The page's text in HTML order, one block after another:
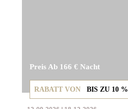
Preis Ab 166 € Nacht
RABATT VON BIS ZU 10 %